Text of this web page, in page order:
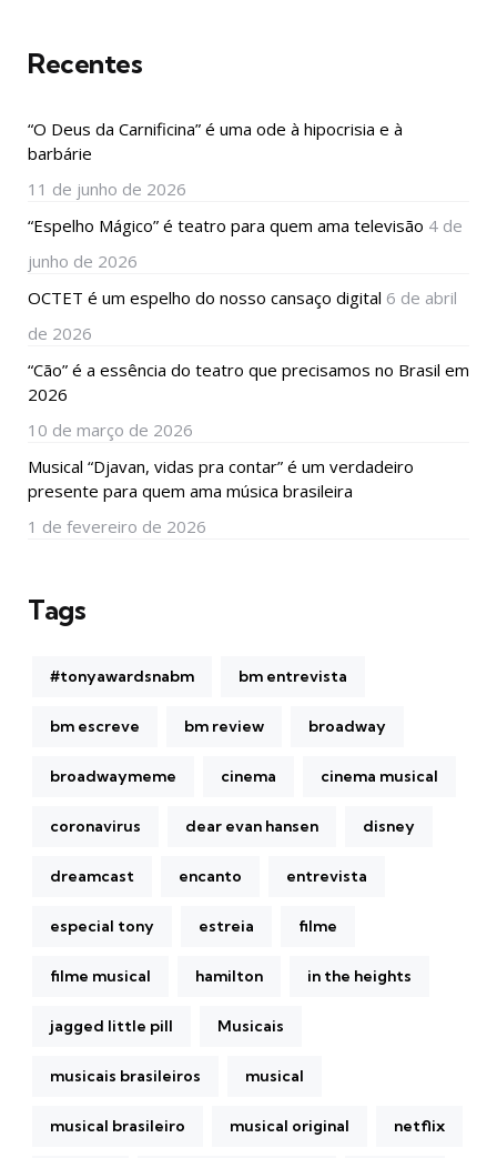
Recentes
“O Deus da Carnificina” é uma ode à hipocrisia e à
barbárie
11 de junho de 2026
“Espelho Mágico” é teatro para quem ama televisão 4 de
junho de 2026
OCTET é um espelho do nosso cansaço digital 6 de abril
de 2026
“Cão” é a essência do teatro que precisamos no Brasil em
2026
10 de março de 2026
Musical “Djavan, vidas pra contar” é um verdadeiro
presente para quem ama música brasileira
1 de fevereiro de 2026
Tags
#tonyawardsnabm bm entrevista
bm escreve bm review broadway
broadwaymeme cinema cinema musical
coronavirus dear evan hansen disney
dreamcast encanto entrevista
especial tony estreia filme
filme musical hamilton in the heights
jagged little pill Musicais
musicais brasileiros musical
musical brasileiro musical original netflix